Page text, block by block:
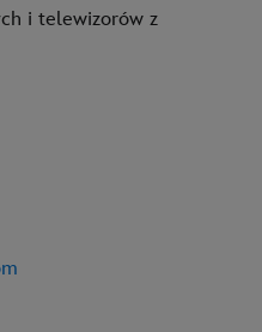
i telewizorów z